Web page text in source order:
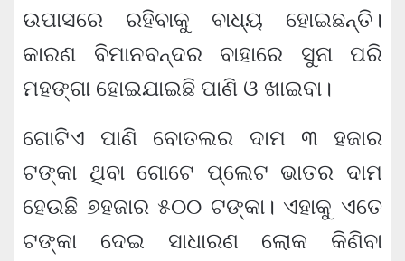
ଉପାସରେ ରହିବାକୁ ବାଧ୍ୟ ହୋଇଛନ୍ତି।
କାରଣ ବିମାନବନ୍ଦର ବାହାରେ ସୁନା ପରି
ମହଙ୍ଗା ହୋଇଯାଇଛି ପାଣି ଓ ଖାଇବା।
ଗୋଟିଏ ପାଣି ବୋତଲର ଦାମ ୩ ହଜାର
ଟଙ୍କା ଥିବା ଗୋଟେ ପ୍ଲେଟ ଭାତର ଦାମ
ହେଉଛି ୭ହଜାର ୫୦୦ ଟଙ୍କା। ଏହାକୁ ଏତେ
ଟଙ୍କା ଦେଇ ସାଧାରଣ ଲୋକ କିଣିବା